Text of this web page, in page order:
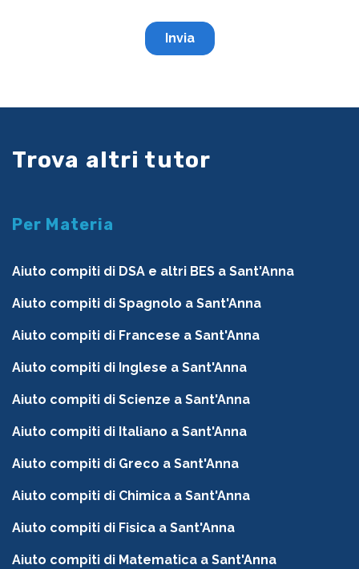
Trova altri tutor
Per Materia
Aiuto compiti di DSA e altri BES a Sant'Anna
Aiuto compiti di Spagnolo a Sant'Anna
Aiuto compiti di Francese a Sant'Anna
Aiuto compiti di Inglese a Sant'Anna
Aiuto compiti di Scienze a Sant'Anna
Aiuto compiti di Italiano a Sant'Anna
Aiuto compiti di Greco a Sant'Anna
Aiuto compiti di Chimica a Sant'Anna
Aiuto compiti di Fisica a Sant'Anna
Aiuto compiti di Matematica a Sant'Anna